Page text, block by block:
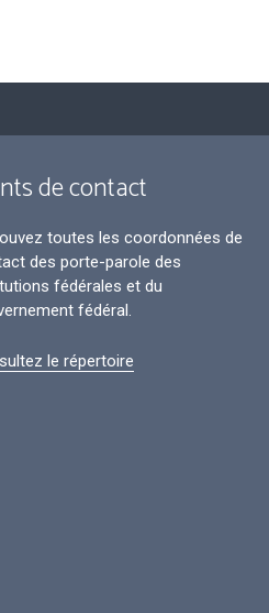
de contact
toutes les coordonnées de
des porte-parole des
fédérales et du
fédéral.
le répertoire